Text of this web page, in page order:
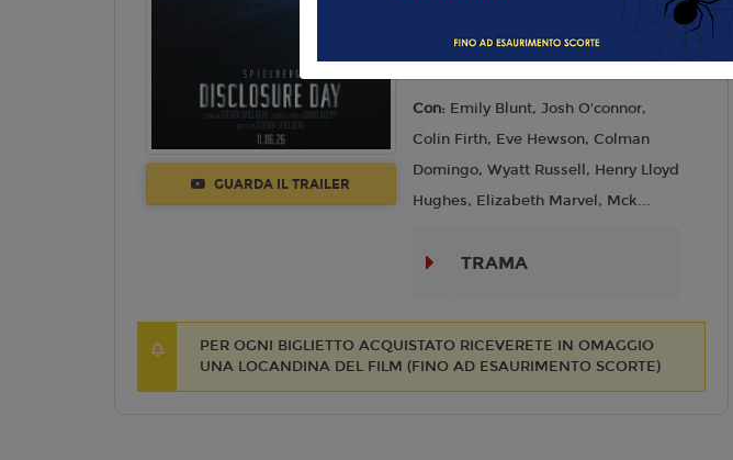
GUARDA IL TRAILER
Regia:Steven Spielberg
Con: Emily Blunt, Josh O'connor,
Colin Firth, Eve Hewson, Colman
Domingo, Wyatt Russell, Henry Lloyd
Hughes, Elizabeth Marvel, Mck...
TRAMA
PER OGNI BIGLIETTO ACQUISTATO RICEVERETE IN OMAGGIO
UNA LOCANDINA DEL FILM (FINO AD ESAURIMENTO SCORTE)